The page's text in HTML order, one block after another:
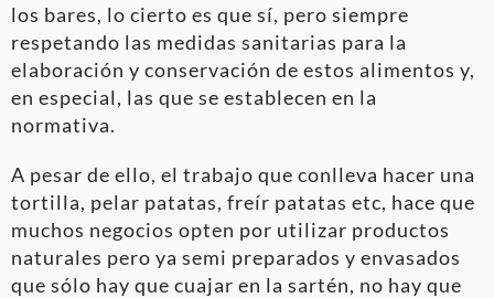
los bares, lo cierto es que sí, pero siempre
respetando las medidas sanitarias para la
elaboración y conservación de estos alimentos y,
en especial, las que se establecen en la
normativa.
A pesar de ello, el trabajo que conlleva hacer una
tortilla, pelar patatas, freír patatas etc, hace que
muchos negocios opten por utilizar productos
naturales pero ya semi preparados y envasados
que sólo hay que cuajar en la sartén, no hay que